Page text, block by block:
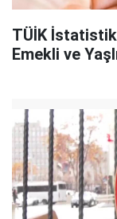
TÜİK
Emekli ve